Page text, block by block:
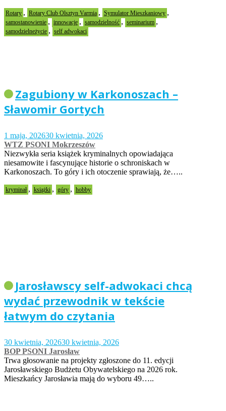
Rotary , Rotary Club Olsztyn Varmia , Symulator Mieszkaniowy ,
samostanowienie , innowacje , samodzielność , seminarium ,
samodzielneżycie , self adwokaci
Zagubiony w Karkonoszach –
Sławomir Gortych
1 maja, 202630 kwietnia, 2026
WTZ PSONI Mokrzeszów
Niezwykła seria książek kryminalnych opowiadająca
niesamowite i fascynujące historie o schroniskach w
Karkonoszach. To góry i ich otoczenie sprawiają, że…..
kryminał , książki , góry , hobby
Jarosławscy self-adwokaci chcą
wydać przewodnik w tekście
łatwym do czytania
30 kwietnia, 202630 kwietnia, 2026
BOP PSONI Jarosław
Trwa głosowanie na projekty zgłoszone do 11. edycji
Jarosławskiego Budżetu Obywatelskiego na 2026 rok.
Mieszkańcy Jarosławia mają do wyboru 49…..